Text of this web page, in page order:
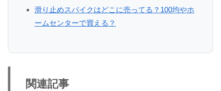
滑り止めスパイクはどこに売ってる？100均やホ
ームセンターで買える？
関連記事